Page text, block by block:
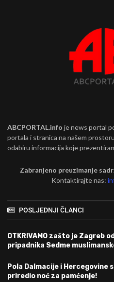
ABCPORTAL.info je news portal
portala i stranica na našem
odabiru informacija koje
Zabranjeno preuzimanje
Kontaktirajte nas:
POSLJEDNJI ČLANCI
OTKRIVAMO zašto je Zagreb
pripadnika Sedme
Pola Dalmacije i Hercegovine
priredio noć za pamćenje!